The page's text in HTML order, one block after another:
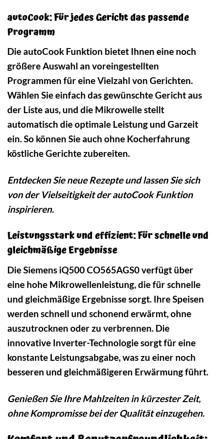
autoCook: Für jedes Gericht das passende
Programm
Die autoCook Funktion bietet Ihnen eine noch
größere Auswahl an voreingestellten
Programmen für eine Vielzahl von Gerichten.
Wählen Sie einfach das gewünschte Gericht aus
der Liste aus, und die Mikrowelle stellt
automatisch die optimale Leistung und Garzeit
ein. So können Sie auch ohne Kocherfahrung
köstliche Gerichte zubereiten.
Entdecken Sie neue Rezepte und lassen Sie sich
von der Vielseitigkeit der autoCook Funktion
inspirieren.
Leistungsstark und effizient: Für schnelle und
gleichmäßige Ergebnisse
Die Siemens iQ500 CO565AGS0 verfügt über
eine hohe Mikrowellenleistung, die für schnelle
und gleichmäßige Ergebnisse sorgt. Ihre Speisen
werden schnell und schonend erwärmt, ohne
auszutrocknen oder zu verbrennen. Die
innovative Inverter-Technologie sorgt für eine
konstante Leistungsabgabe, was zu einer noch
besseren und gleichmäßigeren Erwärmung führt.
Genießen Sie Ihre Mahlzeiten in kürzester Zeit,
ohne Kompromisse bei der Qualität einzugehen.